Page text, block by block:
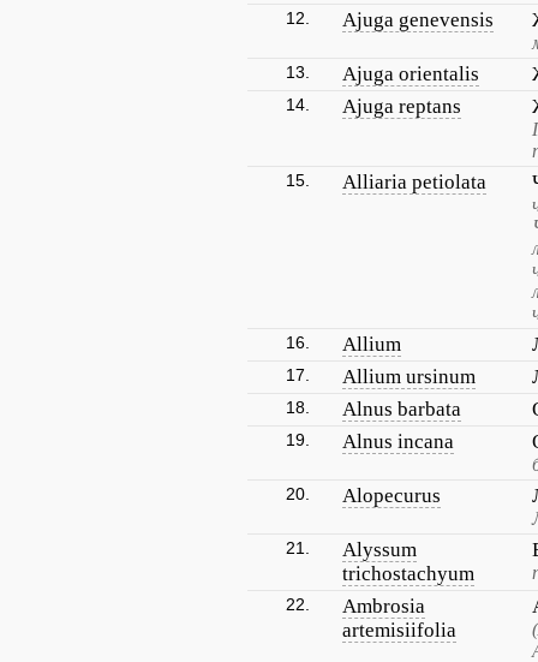
12. Ajuga genevensis
13. Ajuga orientalis
14. Ajuga reptans
15. Alliaria petiolata
16. Allium
17. Allium ursinum
18. Alnus barbata
19. Alnus incana
20. Alopecurus
21.
Alyssum
trichostachyum
22.
Ambrosia
artemisiifolia